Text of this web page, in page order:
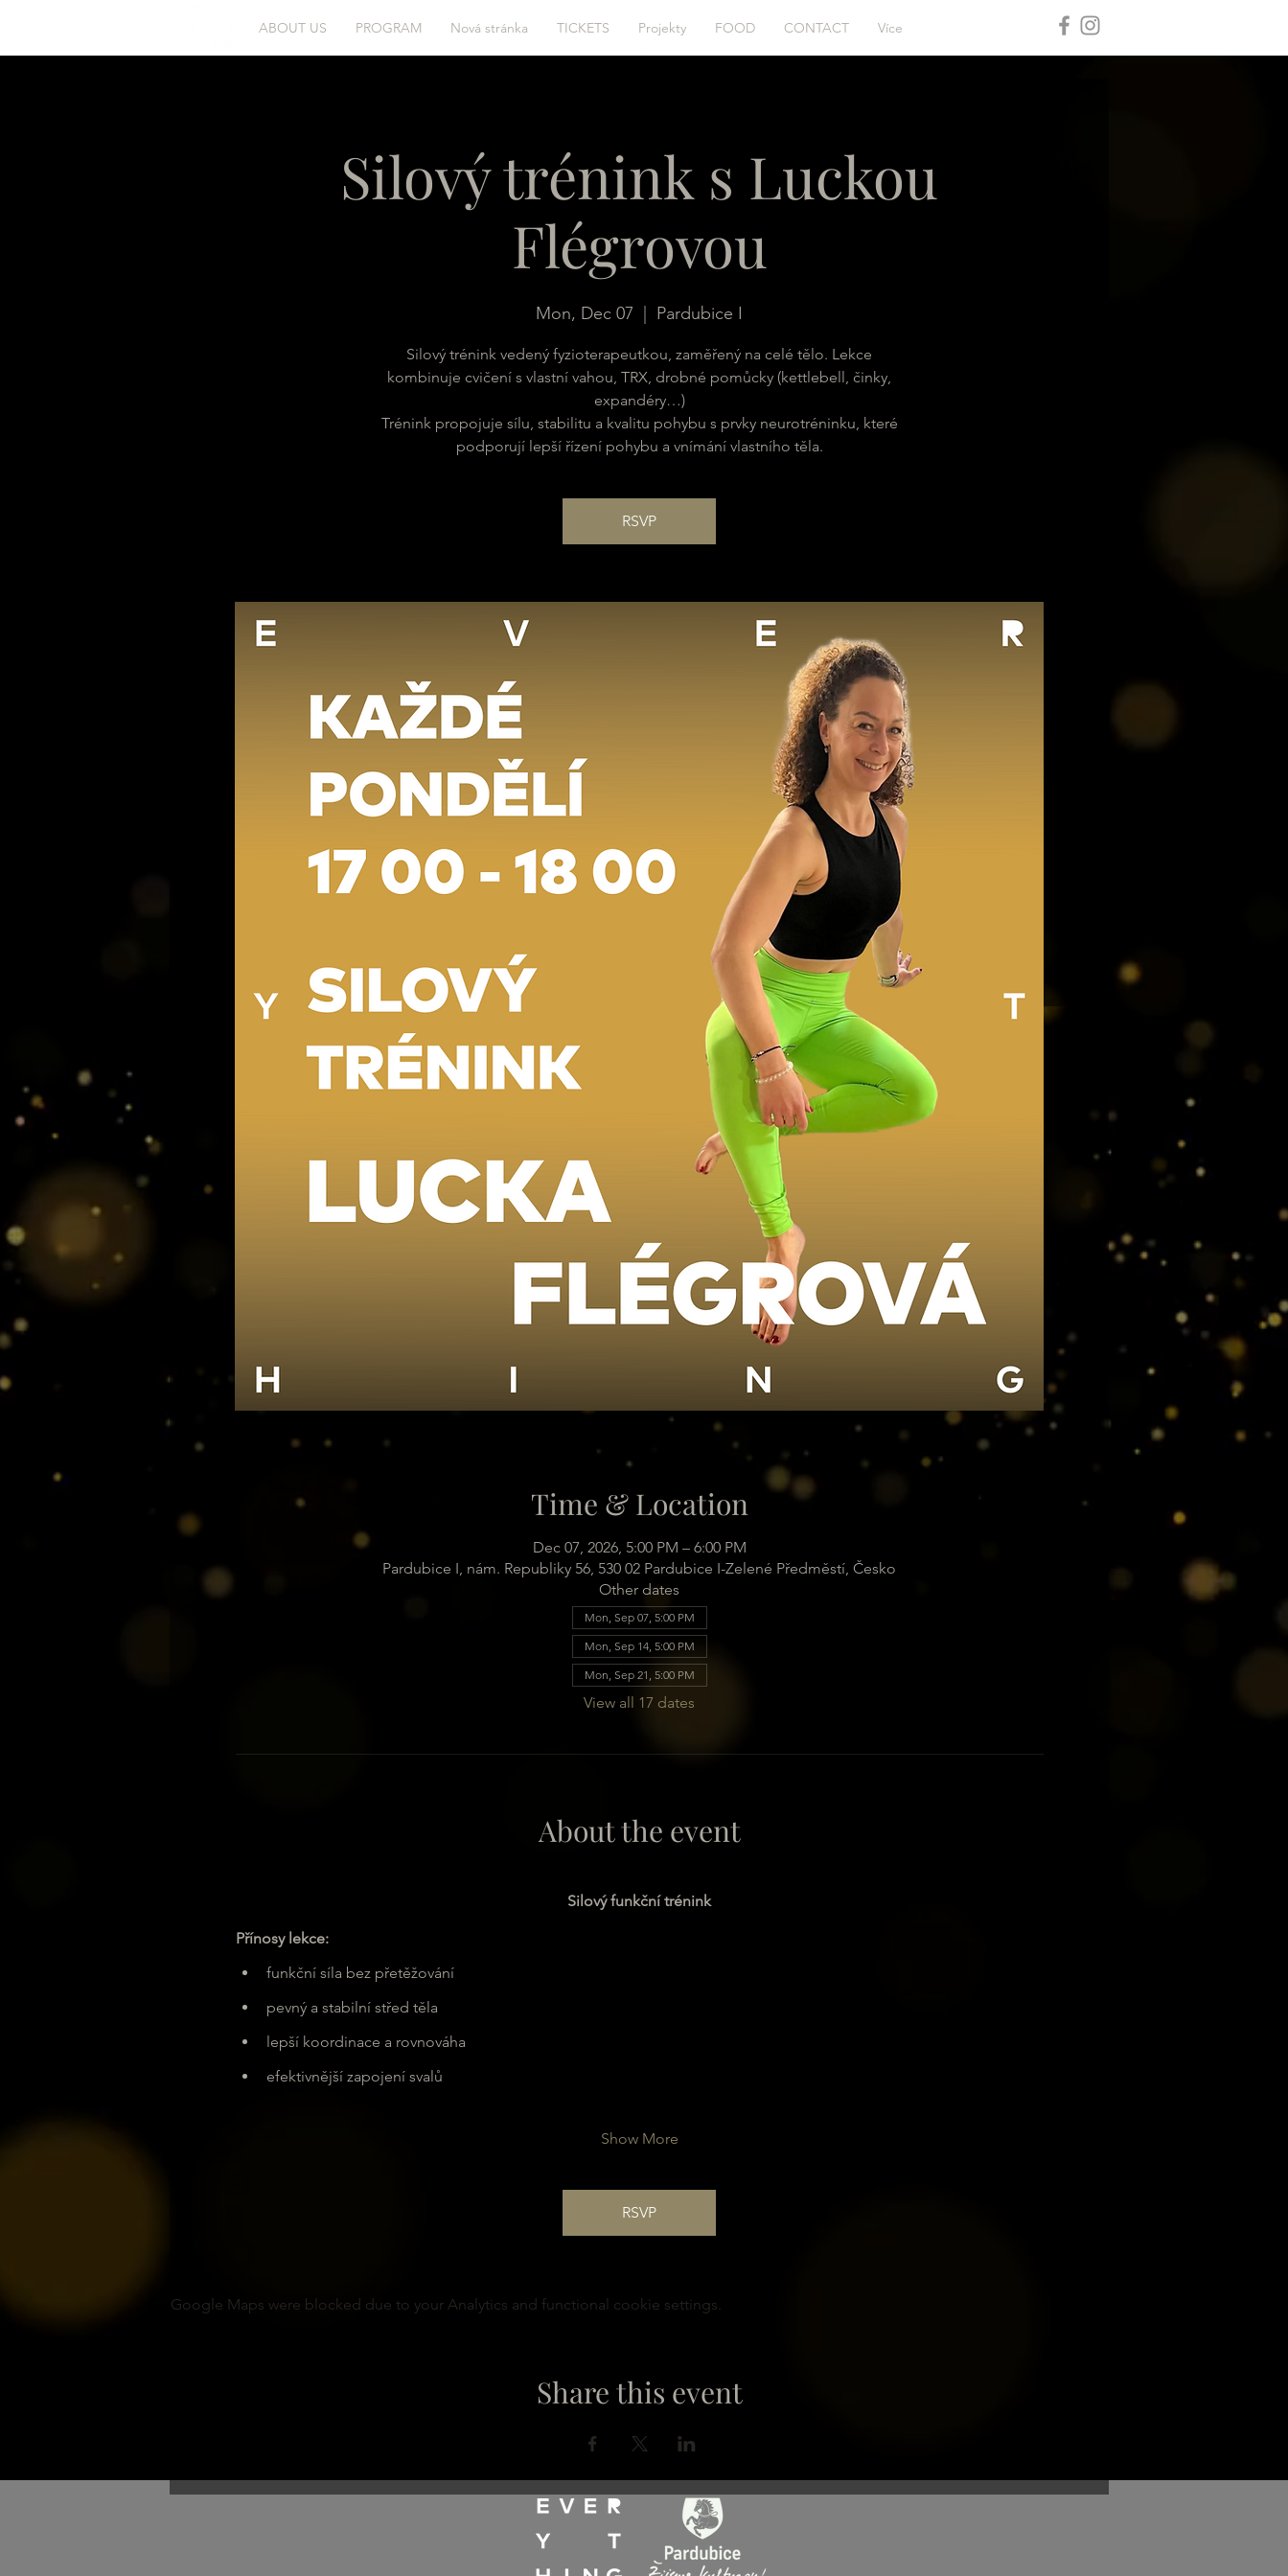
ABOUT US PROGRAM Nová stránka TICKETS Projekty FOOD CONTACT Více
Silový trénink s Luckou
Flégrovou
Mon, Dec 07 Pardubice I
Silový trénink vedený fyzioterapeutkou, zaměřený na celé tělo. Lekce
kombinuje cvičení s vlastní vahou, TRX, drobné pomůcky (kettlebell, činky,
expandéry…)
Trénink propojuje sílu, stabilitu a kvalitu pohybu s prvky neurotréninku, které
podporují lepší řízení pohybu a vnímání vlastního těla.
RSVP
Time & Location
Dec 07, 2026, 5:00 PM – 6:00 PM
Pardubice I, nám. Republiky 56, 530 02 Pardubice I-Zelené Předměstí, Česko
Other dates
Mon, Sep 07, 5:00 PM
Mon, Sep 14, 5:00 PM
Mon, Sep 21, 5:00 PM
View all 17 dates
About the event
Silový funkční trénink
Přínosy lekce:
funkční síla bez přetěžování
pevný a stabilní střed těla
lepší koordinace a rovnováha
efektivnější zapojení svalů
Show More
RSVP
Google Maps were blocked due to your Analytics and functional cookie settings.
Share this event